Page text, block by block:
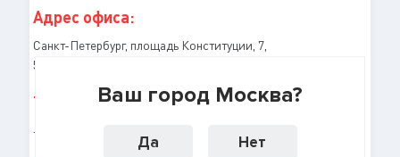
Ваш город Москва?
Да Нет
Адрес офиса:
Санкт-Петербург, площадь Конституции, 7,
5 этаж, офис 540, бизнес-центр «Лидер»
Телефон:
+